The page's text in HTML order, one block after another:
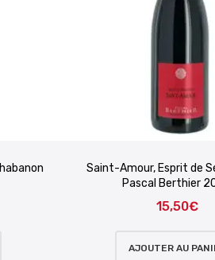
Saint-Amour, Esprit de
Pascal Berthier
15,50€
AJOUTER AU